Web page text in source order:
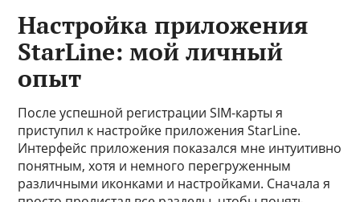
Настройка приложения
StarLine: мой личный
опыт
После успешной регистрации SIM-карты я
приступил к настройке приложения StarLine.
Интерфейс приложения показался мне интуитивно
понятным, хотя и немного перегруженным
различными иконками и настройками. Сначала я